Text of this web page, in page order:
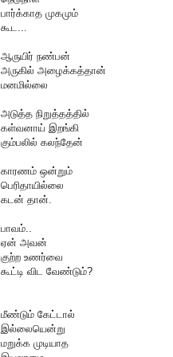
பார்க்காத முகமும்
கூட...
ஆருயிர் நண்பன்
அருகில் அழைக்கத்தான்
மனமில்லை
அடுத்த நிறுத்தத்தில்
கள்வனாய் இறங்கி
கும்பலில் கலந்தேன்
காரணம் ஒன்றும்
பெரிதாயில்லை
கடன் தான்.
பாவம்..
ஏன் அவன்
குற்ற உணர்வை
கூட்டி விட வேண்டும்?
மீண்டும் கேட்டால்
இல்லையென்று
மறுக்க முடியாத